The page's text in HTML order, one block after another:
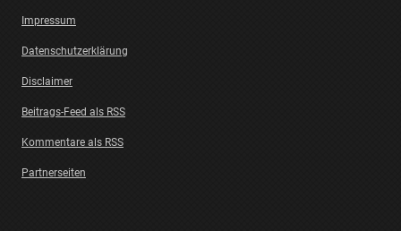
Impressum
Datenschutzerklärung
Disclaimer
Beitrags-Feed als RSS
Kommentare als RSS
Partnerseiten